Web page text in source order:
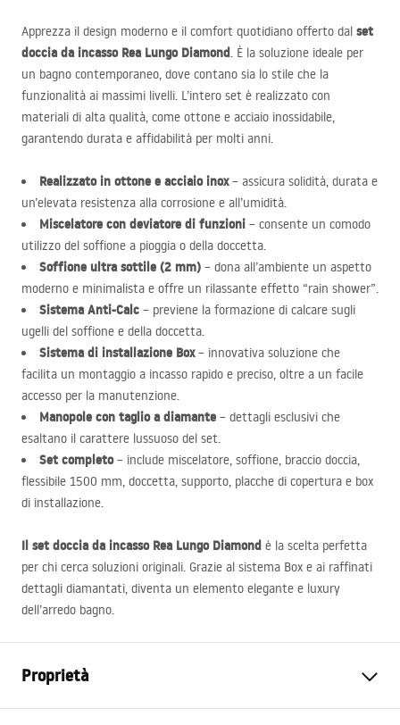
Apprezza il design moderno e il comfort quotidiano offerto dal set
doccia da incasso Rea Lungo Diamond. È la soluzione ideale per
un bagno contemporaneo, dove contano sia lo stile che la
funzionalità ai massimi livelli. L’intero set è realizzato con
materiali di alta qualità, come ottone e acciaio inossidabile,
garantendo durata e affidabilità per molti anni.
Realizzato in ottone e acciaio inox– assicura solidità, durata e
un’elevata resistenza alla corrosione e all’umidità.
Miscelatore con deviatore di funzioni – consente un comodo
utilizzo del soffione a pioggia o della doccetta.
Soffione ultra sottile (2 mm) – dona all’ambiente un aspetto
moderno e minimalista e offre un rilassante effetto “rain shower”.
Sistema Anti-Calc – previene la formazione di calcare sugli
ugelli del soffione e della doccetta.
Sistema di installazione Box– innovativa soluzione che
facilita un montaggio a incasso rapido e preciso, oltre a un facile
accesso per la manutenzione.
Manopole con taglio a diamante – dettagli esclusivi che
esaltano il carattere lussuoso del set.
Set completo– include miscelatore, soffione, braccio doccia,
flessibile 1500 mm, doccetta, supporto, placche di copertura e box
di installazione.
Il set doccia da incasso Rea Lungo Diamond è la scelta perfetta
per chi cerca soluzioni originali. Grazie al sistema Box e ai raffinati
dettagli diamantati, diventa un elemento elegante e luxury
dell’arredo bagno.
Proprietà